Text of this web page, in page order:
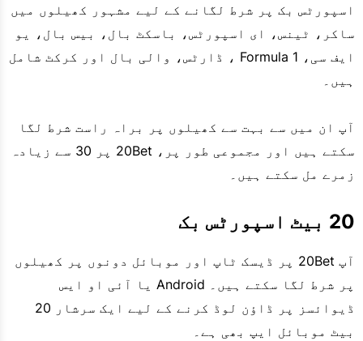
اسپورٹس بک پر شرط لگانے کے لیے مشہور کھیلوں میں
ساکر، ٹینس، ای اسپورٹس، باسکٹ بال، بیس بال، یو
ایف سی، Formula 1 ، ڈارٹس، والی بال اور کرکٹ شامل
ہیں۔
آپ ان میں سے بہت سے کھیلوں پر براہ راست شرط لگا
سکتے ہیں اور مجموعی طور پر، 20Bet پر 30 سے زیادہ
زمرے مل سکتے ہیں۔
20 بیٹ اسپورٹس بک
آپ 20Bet پر ڈیسک ٹاپ اور موبائل دونوں پر کھیلوں
پر شرط لگا سکتے ہیں۔ Android یا آئی او ایس
ڈیوائسز پر ڈاؤن لوڈ کرنے کے لیے ایک سرشار 20
بیٹ موبائل ایپ بھی ہے۔